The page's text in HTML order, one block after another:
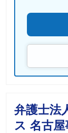
弁護士法
ス 名古